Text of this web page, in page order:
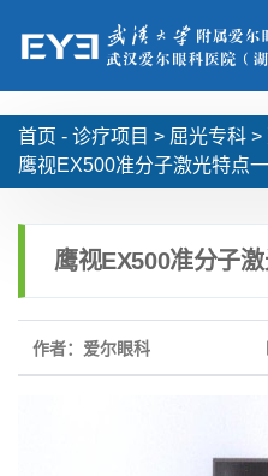
首页 - 诊疗项目 > 屈光专科 >
鹰视EX500准分子激光特点
鹰视EX500准分子
作者：爱尔眼科